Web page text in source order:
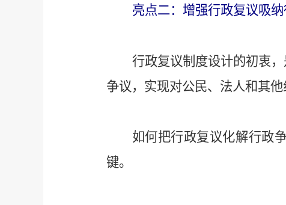
亮点二：增强行政复议吸
行政复议制度设计的初衷
争议，实现对公民、法人和其他
如何把行政复议化解行政
键。